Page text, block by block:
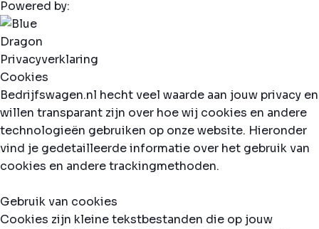
Powered by:
Privacyverklaring
Cookies
Bedrijfswagen.nl hecht veel waarde aan jouw privacy en
willen transparant zijn over hoe wij cookies en andere
technologieën gebruiken op onze website. Hieronder
vind je gedetailleerde informatie over het gebruik van
cookies en andere trackingmethoden.
Gebruik van cookies
Cookies zijn kleine tekstbestanden die op jouw